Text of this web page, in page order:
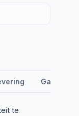
Garantie
te